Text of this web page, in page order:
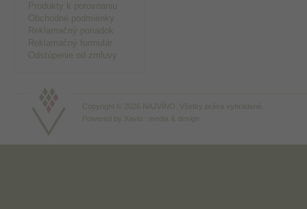
Produkty k porovnaniu
Obchodné podmienky
Reklamačný poriadok
Reklamačný formulár
Odstúpenie od zmluvy
Copyright © 2026 NAJVÍNO. Všetky práva vyhradené.
Powered by
Xavio:: media & design